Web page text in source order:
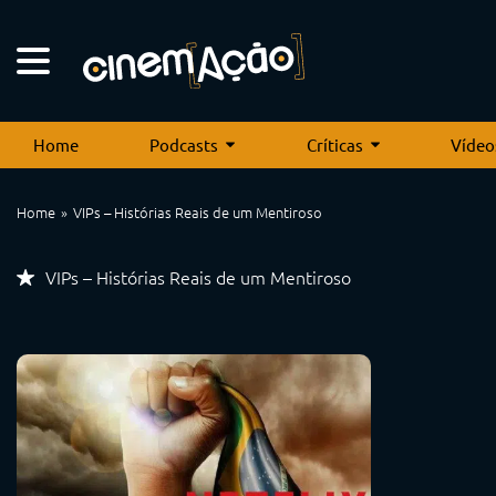
Home Podcasts Críticas
Home VIPs – Histórias Reais de um Mentiroso
VIPs – Histórias Reais de um Mentiroso